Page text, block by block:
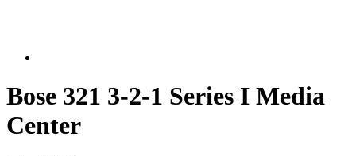
Bose 321 3-2-1 Series I Media
Center